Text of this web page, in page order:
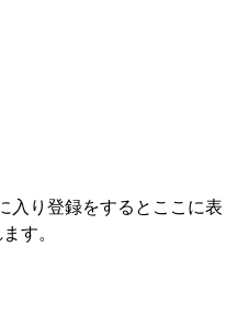
入り登録をすると ここに表
す。